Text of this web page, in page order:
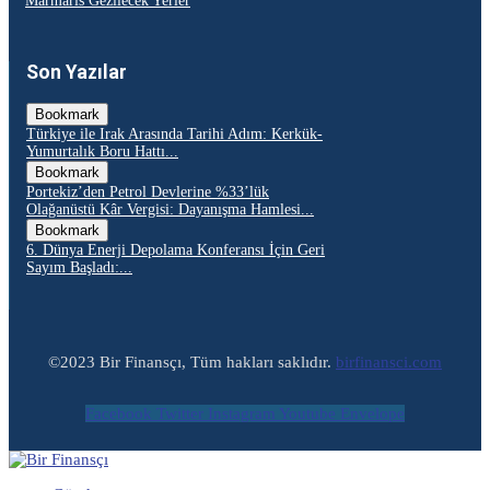
Son Yazılar
Bookmark
Türkiye ile Irak Arasında Tarihi Adım: Kerkük-
Yumurtalık Boru Hattı...
Bookmark
Portekiz’den Petrol Devlerine %33’lük
Olağanüstü Kâr Vergisi: Dayanışma Hamlesi...
Bookmark
6. Dünya Enerji Depolama Konferansı İçin Geri
Sayım Başladı:...
©2023 Bir Finansçı, Tüm hakları saklıdır. birfinansci.com
Facebook Twitter Instagram Youtube Envelope